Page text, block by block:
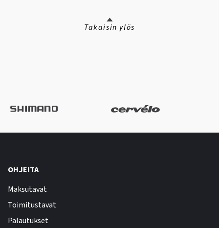
Takaisin ylös
OHJEITA
Maksutavat
Toimitustavat
Palautukset